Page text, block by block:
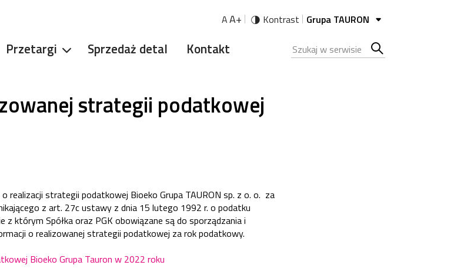
Grupa TAURON
Przetargi Sprzedaż detal Kontakt
AA+ Kontrast
strategii podatkowej
realizacji strategii podatkowej Bioeko Grupa TAURON sp. z o. o. za
z art. 27c ustawy z dnia 15 lutego 1992 r. o podatku
którym Spółka oraz PGK obowiązane są do sporządzania i
o realizowanej strategii podatkowej za rok podatkowy.
Bioeko Grupa Tauron w 2022 roku